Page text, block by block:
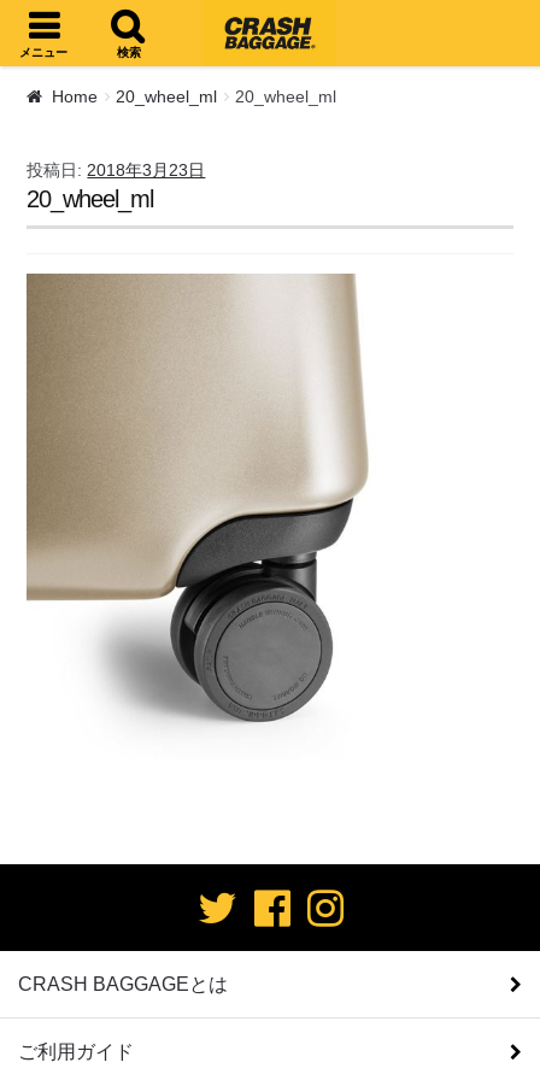
ナビゲーションへスキップ
コンテンツへスキップ
メニュー 検索
Home 20_wheel_ml 20_wheel_ml
投稿日: 2018年3月23日
20_wheel_ml
CRASH BAGGAGEとは
ご利用ガイド